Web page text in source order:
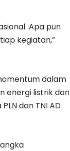
Apa pun
kegiatan,”
dalam
energi listrik dan
dan TNI AD